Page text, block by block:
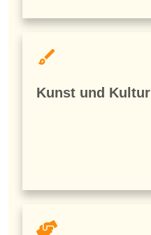
Kunst und Kultur